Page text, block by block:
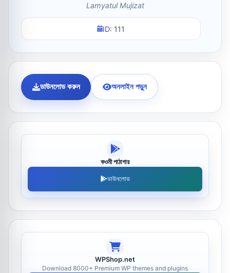
Lamyatul Mujizat
ID: 111
ডাউনলোড করুন অনলাইন পড়ুন
কওমী পাঠাগার
ডাউনলোড
WPShop.net
Download 8000+ Premium WP themes and plugins